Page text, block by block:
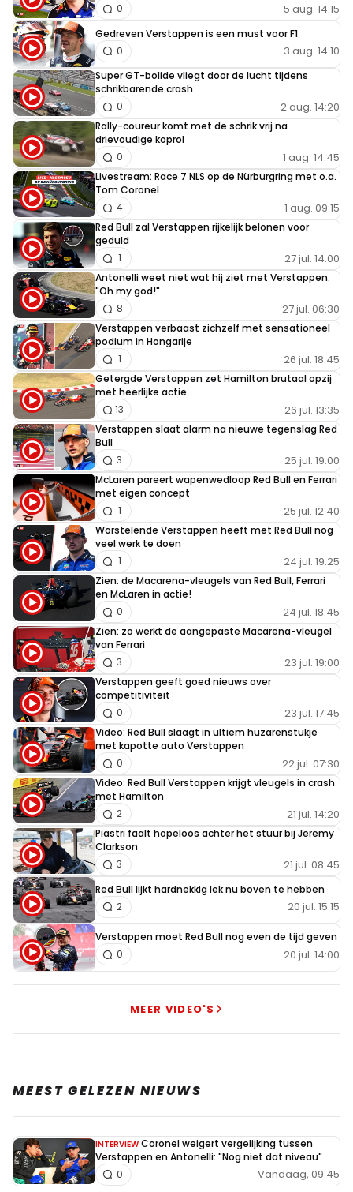
5 aug. 14:15
0
Gedreven Verstappen is een must voor F1
3 aug. 14:10
0
Super GT-bolide vliegt door de lucht tijdens
schrikbarende crash
2 aug. 14:20
0
Rally-coureur komt met de schrik vrij na
drievoudige koprol
1 aug. 14:45
0
Livestream: Race 7 NLS op de Nürburgring met o.a.
Tom Coronel
1 aug. 09:15
4
Red Bull zal Verstappen rijkelijk belonen voor
geduld
27 jul. 14:00
1
Antonelli weet niet wat hij ziet met Verstappen:
"Oh my god!"
27 jul. 06:30
8
Verstappen verbaast zichzelf met sensationeel
podium in Hongarije
26 jul. 18:45
1
Getergde Verstappen zet Hamilton brutaal opzij
met heerlijke actie
26 jul. 13:35
13
Verstappen slaat alarm na nieuwe tegenslag Red
Bull
25 jul. 19:00
3
McLaren pareert wapenwedloop Red Bull en Ferrari
met eigen concept
25 jul. 12:40
1
Worstelende Verstappen heeft met Red Bull nog
veel werk te doen
24 jul. 19:25
1
Zien: de Macarena-vleugels van Red Bull, Ferrari
en McLaren in actie!
24 jul. 18:45
0
Zien: zo werkt de aangepaste Macarena-vleugel
van Ferrari
23 jul. 19:00
3
Verstappen geeft goed nieuws over
competitiviteit
23 jul. 17:45
0
Video: Red Bull slaagt in ultiem huzarenstukje
met kapotte auto Verstappen
22 jul. 07:30
0
Video: Red Bull Verstappen krijgt vleugels in crash
met Hamilton
21 jul. 14:20
2
Piastri faalt hopeloos achter het stuur bij Jeremy
Clarkson
21 jul. 08:45
3
Red Bull lijkt hardnekkig lek nu boven te hebben
20 jul. 15:15
2
Verstappen moet Red Bull nog even de tijd geven
20 jul. 14:00
0
MEER VIDEO'S
MEEST GELEZEN NIEUWS
INTERVIEW Coronel weigert vergelijking tussen
Verstappen en Antonelli: "Nog niet dat niveau"
Vandaag, 09:45
0